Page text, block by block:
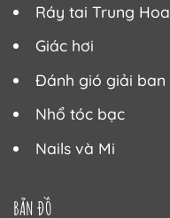
Ráy tai Trung Hoa
Giác hơi
Đánh gió giải ban
Nhổ tóc bạc
Nails và Mi
BẢN ĐỒ